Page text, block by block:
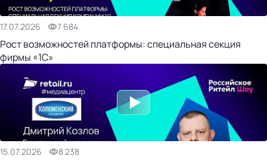
17.07.2026 7 684
Рост возможностей платформы: специальная секция
фирмы «1С»
15.07.2026 8 238